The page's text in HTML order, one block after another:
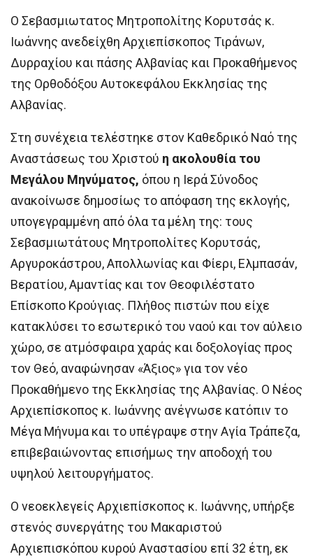
Ο Σεβασμιωτατος Μητροπολίτης Κορυτσάς κ.
Ιωάννης ανεδείχθη Αρχιεπίσκοπος Τιράνων,
Δυρραχίου και πάσης Αλβανίας και Προκαθήμενος
της Ορθοδόξου Αυτοκεφάλου Εκκλησίας της
Αλβανίας.
Στη συνέχεια τελέστηκε στον Καθεδρικό Ναό της
Αναστάσεως του Χριστού η ακολουθία του
Μεγάλου Μηνύματος, όπου η Ιερά Σύνοδος
ανακοίνωσε δημοσίως το απόφαση της εκλογής,
υπογεγραμμένη από όλα τα μέλη της: τους
Σεβασμιωτάτους Μητροπολίτες Κορυτσάς,
Αργυροκάστρου, Απολλωνίας και Φίερι, Ελμπασάν,
Βερατίου, Αμαντίας και τον Θεοφιλέστατο
Επίσκοπο Κρούγιας. Πλήθος πιστών που είχε
κατακλύσει το εσωτερικό του ναού και τον αύλειο
χώρο, σε ατμόσφαιρα χαράς και δοξολογίας προς
τον Θεό, αναφώνησαν «Άξιος» για τον νέο
Προκαθήμενο της Εκκλησίας της Αλβανίας. Ο Νέος
Αρχιεπίσκοπος κ. Ιωάννης ανέγνωσε κατόπιν το
Μέγα Μήνυμα και το υπέγραψε στην Αγία Τράπεζα,
επιβεβαιώνοντας επισήμως την αποδοχή του
υψηλού λειτουργήματος.
Ο νεοεκλεγείς Αρχιεπίσκοπος κ. Ιωάννης, υπήρξε
στενός συνεργάτης του Μακαριστού
Αρχιεπισκόπου κυρού Αναστασίου επί 32 έτη, εκ